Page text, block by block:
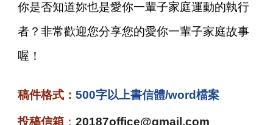
你是否知道妳也是愛你一輩子家庭運動的執行
者？非常歡迎您分享您的愛你一輩子家庭故事
喔！
稿件格式：500字以上書信體/word檔案
投稿信箱 ：20187office@gmail.com